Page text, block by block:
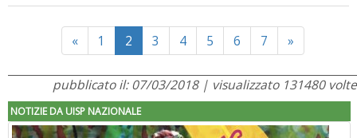
«Previous
1 2 3 4 5 6 7 »Next
pubblicato il: 07/03/2018 | visualizzato 131480 volte
NOTIZIE DA UISP NAZIONALE